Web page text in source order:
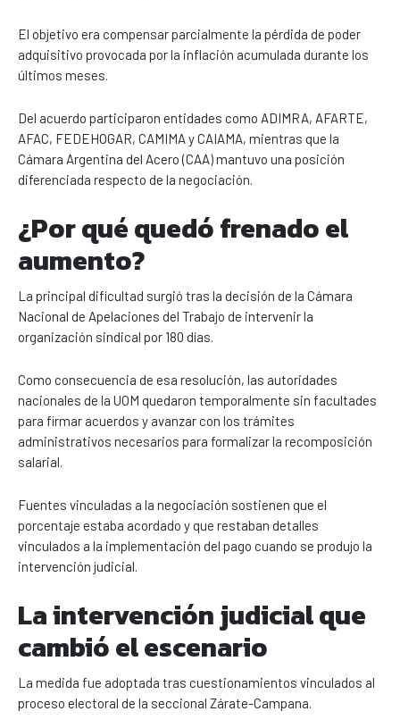
El objetivo era compensar parcialmente la pérdida de poder
adquisitivo provocada por la inflación acumulada durante los
últimos meses.
Del acuerdo participaron entidades como ADIMRA, AFARTE,
AFAC, FEDEHOGAR, CAMIMA y CAIAMA, mientras que la
Cámara Argentina del Acero (CAA) mantuvo una posición
diferenciada respecto de la negociación.
¿Por qué quedó frenado el
aumento?
La principal dificultad surgió tras la decisión de la Cámara
Nacional de Apelaciones del Trabajo de intervenir la
organización sindical por 180 días.
Como consecuencia de esa resolución, las autoridades
nacionales de la UOM quedaron temporalmente sin facultades
para firmar acuerdos y avanzar con los trámites
administrativos necesarios para formalizar la recomposición
salarial.
Fuentes vinculadas a la negociación sostienen que el
porcentaje estaba acordado y que restaban detalles
vinculados a la implementación del pago cuando se produjo la
intervención judicial.
La intervención judicial que
cambió el escenario
La medida fue adoptada tras cuestionamientos vinculados al
proceso electoral de la seccional Zárate-Campana.